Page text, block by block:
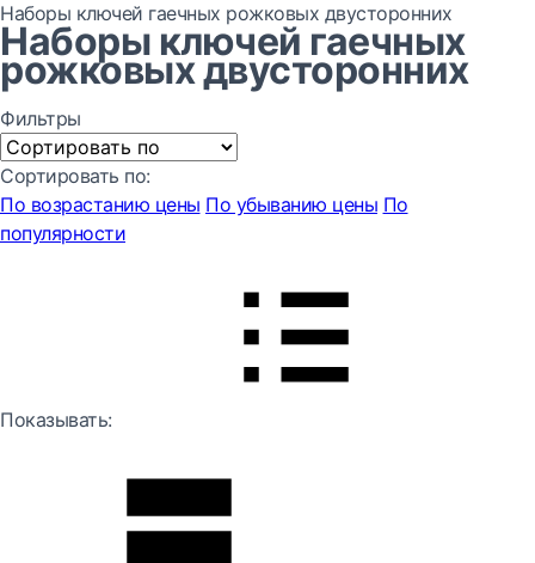
Наборы ключей гаечных рожковых двусторонних
Наборы ключей гаечных
рожковых двусторонних
Фильтры
Сортировать по:
По возрастанию цены По убыванию цены По
популярности
Показывать: